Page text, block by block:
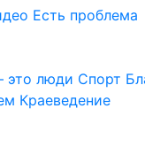
Есть проблема
это люди Спорт
Краеведение